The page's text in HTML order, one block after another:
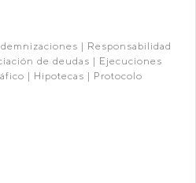
| Responsabilidad
de deudas | Ejecuciones
| Hipotecas | Protocolo